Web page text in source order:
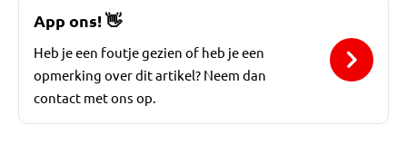
App ons!👋
Heb je een foutje gezien of heb je een
opmerking over dit artikel? Neem dan
contact met ons op.